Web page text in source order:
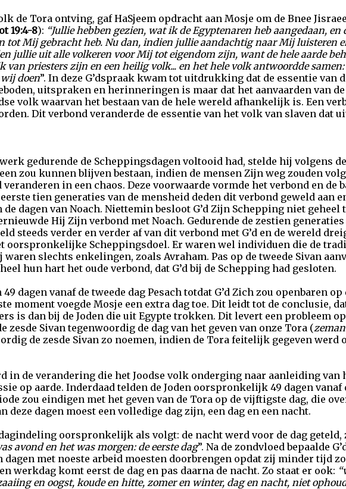
de Tora ontving, gaf HaSjeem opdracht aan Mosje om de Bnee
19:4-8): “Jullie hebben gezien, wat ik de Egyptenaren heb aangedaan, en
tot Mij gebracht heb. Nu dan, indien jullie aandachtig naar Mij luisteren
jullie uit alle volkeren voor Mij tot eigendom zijn, want de hele aarde
priesters zijn en een heilig volk... en het hele volk antwoordde
doen”. In deze G’dspraak kwam tot uitdrukking dat de essentie van
uitspraken en herinneringen is maar dat het aanvaarden van
volk waarvan het bestaan van de hele wereld afhankelijk is. Een
Dit verbond veranderde de essentie van het volk van slaven dat
gedurende de Scheppingsdagen voltooid had, stelde hij volgens
zou kunnen blijven bestaan, indien de mensen Zijn weg zouden
in een chaos. Deze voorwaarde vormde het verbond en de
tien generaties van de mensheid deden dit verbond geweld aan
dagen van Noach. Niettemin besloot G’d Zijn Schepping niet geheel
Hij Zijn verbond met Noach. Gedurende de zestien generaties
steeds verder en verder af van dit verbond met G’d en de wereld
oorspronkelijke Scheppingsdoel. Er waren wel individuen die de
slechts enkelingen, zoals Avraham. Pas op de tweede Sivan
hun hart het oude verbond, dat G’d bij de Schepping had gesloten.
dagen vanaf de tweede dag Pesach totdat G’d Zich zou openbaren op
moment voegde Mosje een extra dag toe. Dit leidt tot de conclusie,
is dan bij de Joden die uit Egypte trokken. Dit levert een probleem
zesde Sivan tegenwoordig de dag van het geven van onze Tora (
de zesde Sivan zo noemen, indien de Tora feitelijk gegeven werd
de verandering die het Joodse volk onderging naar aanleiding van
op aarde. Inderdaad telden de Joden oorspronkelijk 49 dagen vanaf
zou eindigen met het geven van de Tora op de vijftigste dag, die
deze dagen moest een volledige dag zijn, een dag en een nacht.
oorspronkelijk als volgt: de nacht werd voor de dag geteld,
avond en het was morgen: de eerste dag”. Na de zondvloed bepaalde
met noeste arbeid moesten doorbrengen opdat zij minder tijd
werkdag komt eerst de dag en pas daarna de nacht. Zo staat er ook:
en oogst, koude en hitte, zomer en winter, dag en nacht, niet